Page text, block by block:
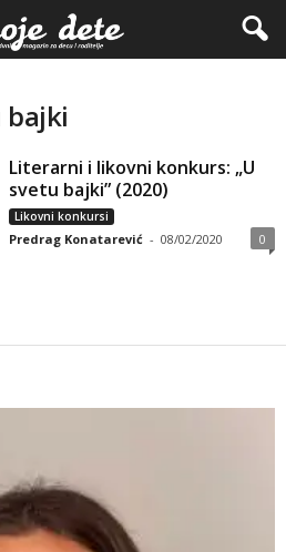
bajki
Literarni i likovni konkurs: „U
svetu bajki” (2020)
Likovni konkursi
Predrag Konatarević - 08/02/2020 0